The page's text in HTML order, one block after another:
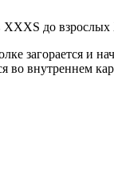
XXXS до
загорается и
во